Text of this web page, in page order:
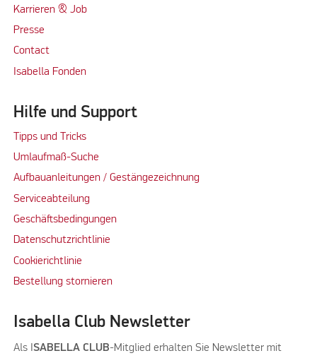
Karrieren & Job
Presse
Contact
Isabella Fonden
Hilfe und Support
Tipps und Tricks
Umlaufmaß-Suche
Aufbauanleitungen / Gestängezeichnung
Serviceabteilung
Geschäftsbedingungen
Datenschutzrichtlinie
Cookierichtlinie
Bestellung stornieren
Isabella Club Newsletter
Als ISABELLA CLUB-Mitglied erhalten Sie Newsletter mit